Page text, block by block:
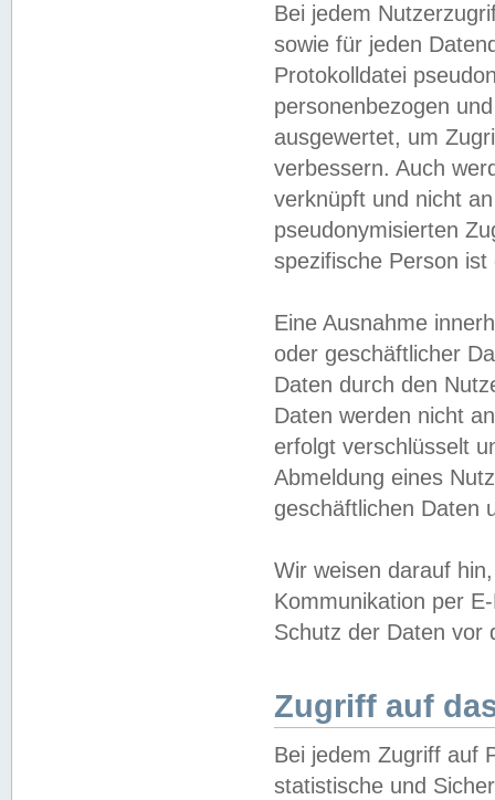
Bei jedem
sowie für jeden
Protokolldatei
personenbezogen
ausgewertet, um
verbessern. Auch
verknüpft und nicht
pseudonymisierten
spezifische Person
Eine Ausnahme
oder geschäftlicher
Daten durch den
Daten werden nicht
erfolgt verschlüsselt
Abmeldung eines
geschäftlichen Daten
Wir weisen darauf
Kommunikation per
Schutz der Daten vor
Zugriff auf
Bei jedem Zugriff auf
statistische und